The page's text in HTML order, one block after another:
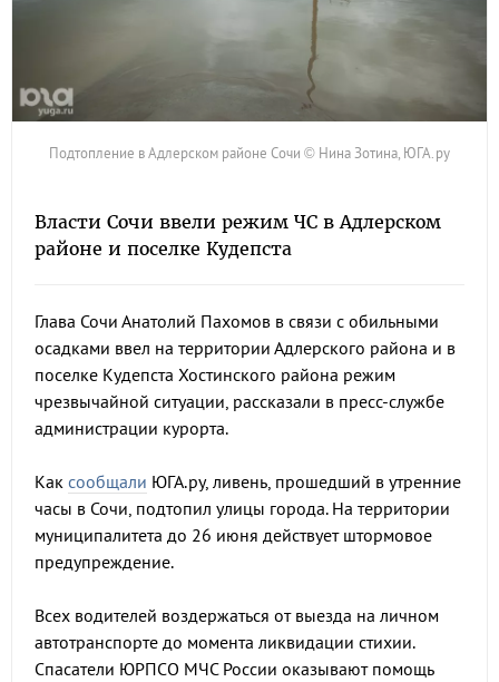
Подтопление в Адлерском районе Сочи © Нина Зотина, ЮГА.ру
Власти Сочи ввели режим ЧС в Адлерском
районе и поселке Кудепста
Глава Сочи Анатолий Пахомов в связи с обильными
осадками ввел на территории Адлерского района и в
поселке Кудепста Хостинского района режим
чрезвычайной ситуации, рассказали в пресс-службе
администрации курорта.
Как сообщали ЮГА.ру, ливень, прошедший в утренние
часы в Сочи, подтопил улицы города. На территории
муниципалитета до 26 июня действует штормовое
предупреждение.
Всех водителей воздержаться от выезда на личном
автотранспорте до момента ликвидации стихии.
Спасатели ЮРПСО МЧС России оказывают помощь